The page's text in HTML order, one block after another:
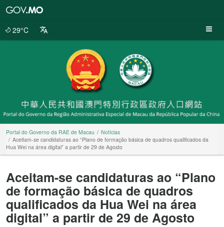
29°C
Portal do Governo da RAE de Macau
Notícias
Aceitam-se candidaturas ao “Plano de formação básica de quadros qualificados da
Hua Wei na área digital” a partir de 29 de Agosto
Aceitam-se candidaturas ao “Plano
de formação básica de quadros
qualificados da Hua Wei na área
digital” a partir de 29 de Agosto